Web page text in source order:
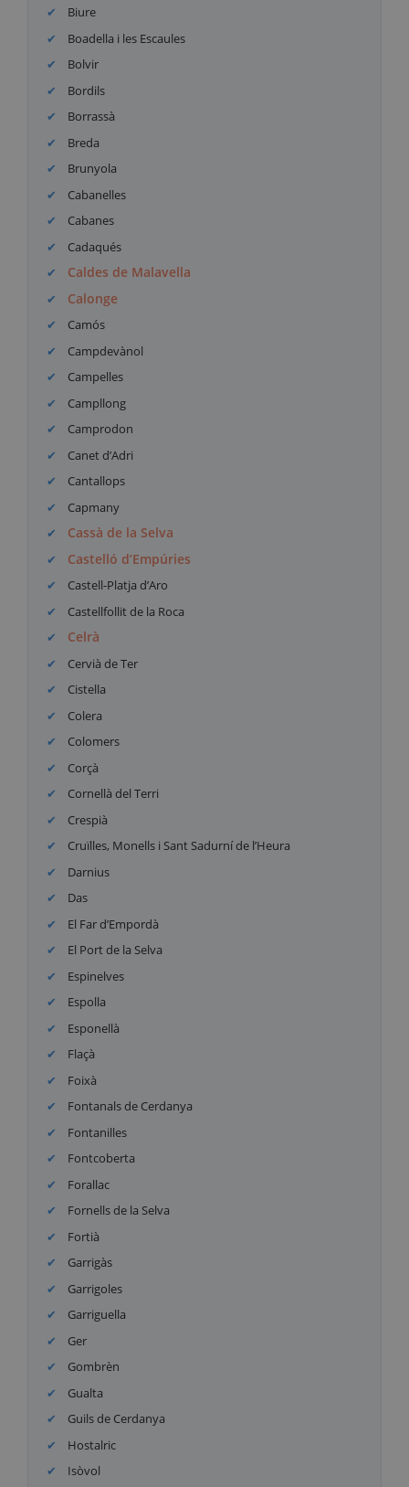
Biure
Boadella i les Escaules
Bolvir
Bordils
Borrassà
Breda
Brunyola
Cabanelles
Cabanes
Cadaqués
Caldes de Malavella
Calonge
Camós
Campdevànol
Campelles
Campllong
Camprodon
Canet d’Adri
Cantallops
Capmany
Cassà de la Selva
Castelló d’Empúries
Castell-Platja d’Aro
Castellfollit de la Roca
Celrà
Cervià de Ter
Cistella
Colera
Colomers
Corçà
Cornellà del Terri
Crespià
Cruïlles, Monells i Sant Sadurní de l’Heura
Darnius
Das
El Far d’Empordà
El Port de la Selva
Espinelves
Espolla
Esponellà
Flaçà
Foixà
Fontanals de Cerdanya
Fontanilles
Fontcoberta
Forallac
Fornells de la Selva
Fortià
Garrigàs
Garrigoles
Garriguella
Ger
Gombrèn
Gualta
Guils de Cerdanya
Hostalric
Isòvol